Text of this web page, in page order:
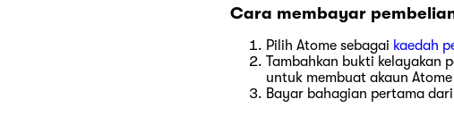
Cara membayar
Pilih Atome sebagai kaedah
Tambahkan bukti kelayakan
untuk membuat akaun
Bayar bahagian pertama